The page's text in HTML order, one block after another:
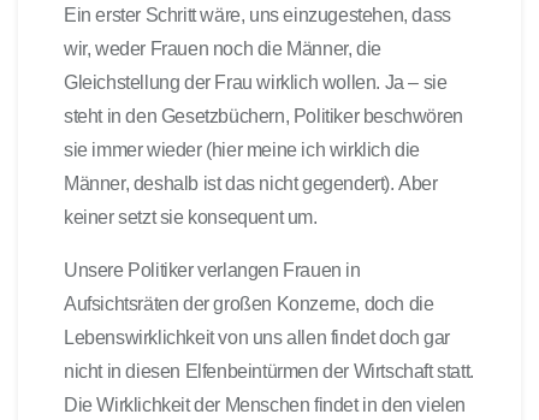
Ein erster Schritt wäre, uns einzugestehen, dass
wir, weder Frauen noch die Männer, die
Gleichstellung der Frau wirklich wollen. Ja – sie
steht in den Gesetzbüchern, Politiker beschwören
sie immer wieder (hier meine ich wirklich die
Männer, deshalb ist das nicht gegendert). Aber
keiner setzt sie konsequent um.
Unsere Politiker verlangen Frauen in
Aufsichtsräten der großen Konzerne, doch die
Lebenswirklichkeit von uns allen findet doch gar
nicht in diesen Elfenbeintürmen der Wirtschaft statt.
Die Wirklichkeit der Menschen findet in den vielen